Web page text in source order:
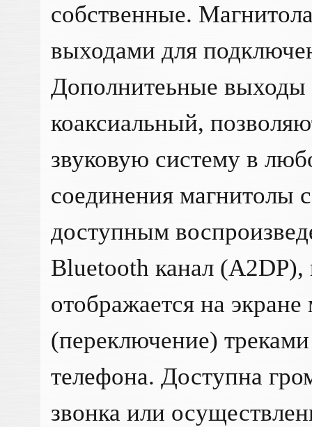
собственные.
выходами для
Дополнитеьные выходы
коаксиальный,
звуковую систему в
соединения магнитолы
доступным
Bluetooth канал (A2DP),
отображается на
(переключение)
телефона. Доступна
звонка или